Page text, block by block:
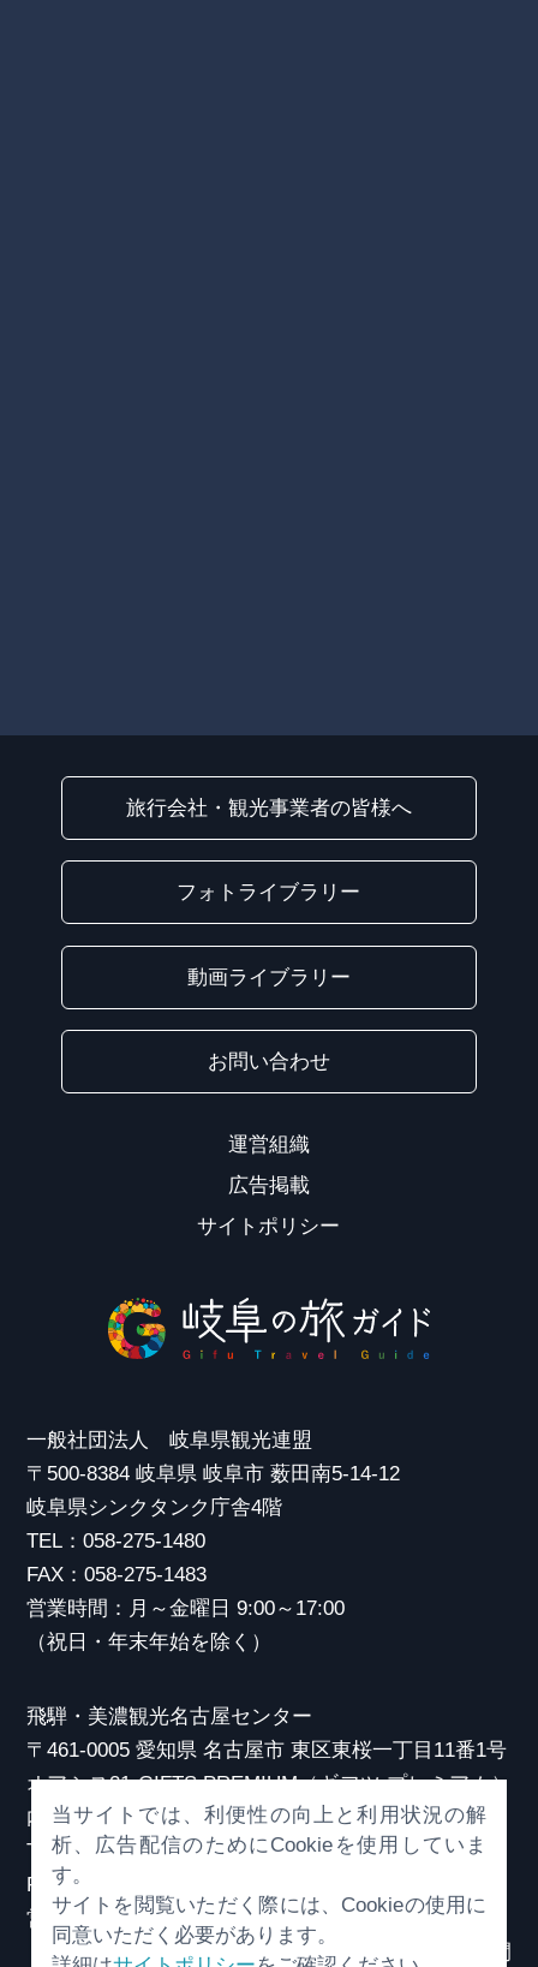
旅行会社・観光事業者の皆様へ
フォトライブラリー
動画ライブラリー
お問い合わせ
運営組織
広告掲載
サイトポリシー
一般社団法人 岐阜県観光連盟
〒500-8384 岐阜県 岐阜市 薮田南5-14-12
岐阜県シンクタンク庁舎4階
TEL：058-275-1480
FAX：058-275-1483
営業時間：月～金曜日 9:00～17:00
（祝日・年末年始を除く）
飛騨・美濃観光名古屋センター
〒461-0005 愛知県 名古屋市 東区東桜一丁目11番1号
オアシス21 GIFTS PREMIUM（ギフツ プレミアム）
内
TEL：052-253-6185
FAX：052-253-6186
営業時間：10:00～21:00
（原則、元日を除き年中無休）※観光相談対応時間
当サイトでは、利便性の向上と利用状況の解
析、広告配信のためにCookieを使用していま
す。
サイトを閲覧いただく際には、Cookieの使用に
同意いただく必要があります。